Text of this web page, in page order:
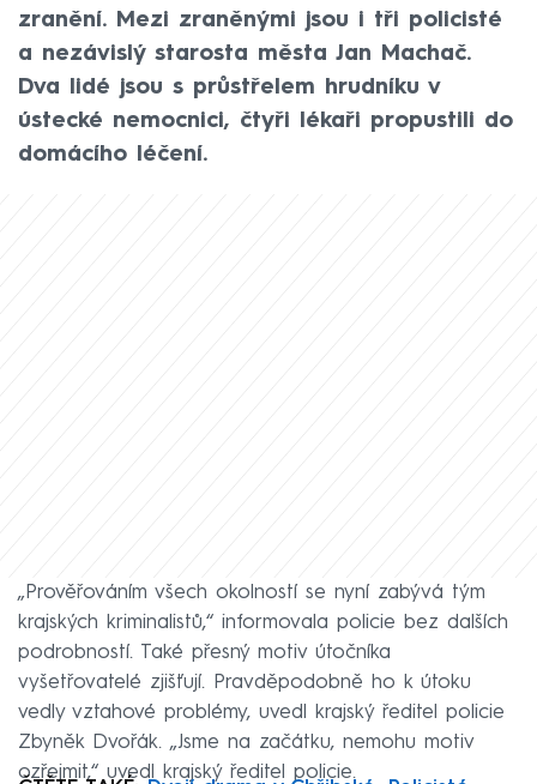
zranění. Mezi zraněnými jsou i tři policisté
a nezávislý starosta města Jan Machač.
Dva lidé jsou s průstřelem hrudníku v
ústecké nemocnici, čtyři lékaři propustili do
domácího léčení.
„Prověřováním všech okolností se nyní zabývá tým
krajských kriminalistů,“ informovala policie bez dalších
podrobností. Také přesný motiv útočníka
vyšetřovatelé zjišťují. Pravděpodobně ho k útoku
vedly vztahové problémy, uvedl krajský ředitel policie
Zbyněk Dvořák. „Jsme na začátku, nemohu motiv
ozřejmit,“ uvedl krajský ředitel policie.